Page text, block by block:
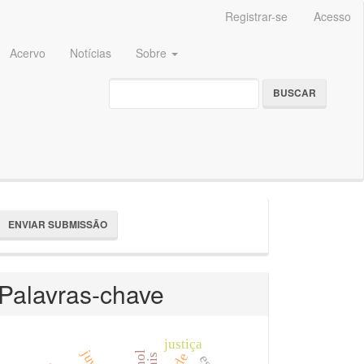
Registrar-se Acesso
Acervo Notícias Sobre
BUSCAR
ENVIAR SUBMISSÃO
Palavras-chave
justiça